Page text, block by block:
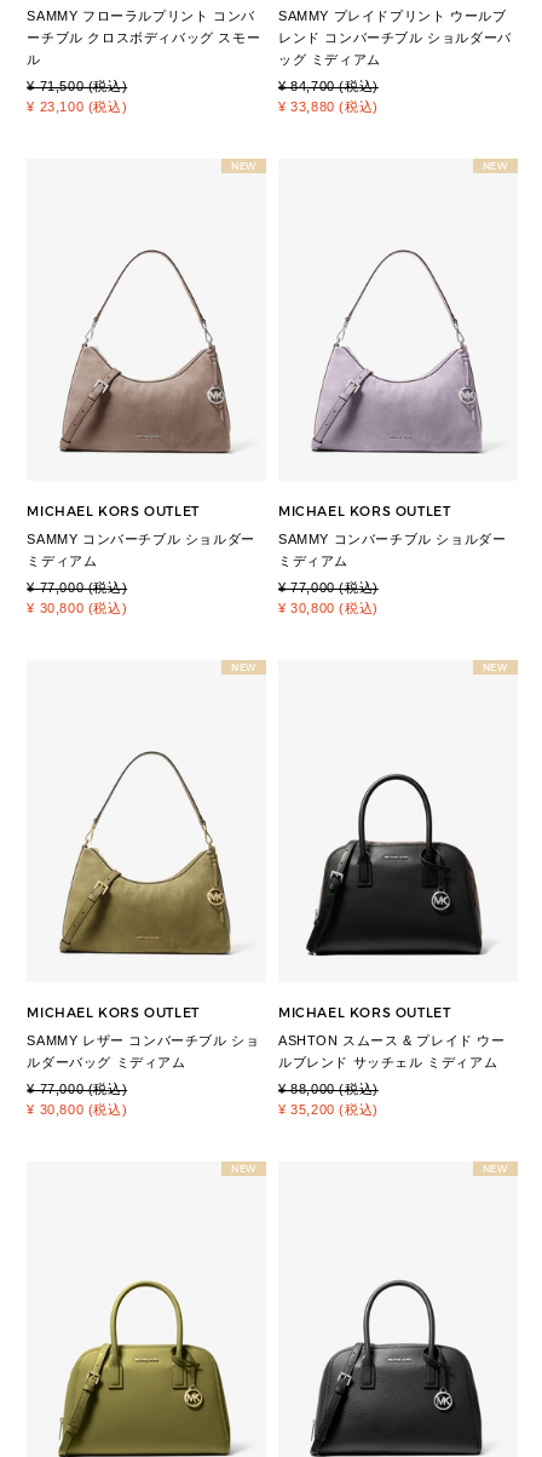
SAMMY フローラルプリント コンバ
ーチブル クロスボディバッグ スモー
ル
¥ 71,500 (税込)
¥ 23,100 (税込)
SAMMY プレイドプリント ウールブ
レンド コンバーチブル ショルダーバ
ッグ ミディアム
¥ 84,700 (税込)
¥ 33,880 (税込)
NEW
MICHAEL KORS OUTLET
SAMMY コンバーチブル ショルダー
ミディアム
¥ 77,000 (税込)
¥ 30,800 (税込)
NEW
MICHAEL KORS OUTLET
SAMMY コンバーチブル ショルダー
ミディアム
¥ 77,000 (税込)
¥ 30,800 (税込)
NEW
MICHAEL KORS OUTLET
SAMMY レザー コンバーチブル ショ
ルダーバッグ ミディアム
¥ 77,000 (税込)
¥ 30,800 (税込)
NEW
MICHAEL KORS OUTLET
ASHTON スムース & プレイド ウー
ルブレンド サッチェル ミディアム
¥ 88,000 (税込)
¥ 35,200 (税込)
NEW NEW